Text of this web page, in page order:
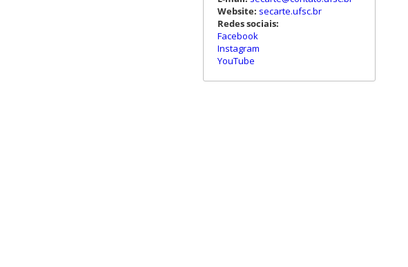
Website: secarte.ufsc.br
Redes sociais:
Facebook
Instagram
YouTube